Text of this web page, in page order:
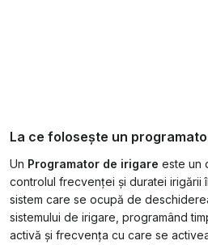
La ce folosește un
Un Programator de irigare este un
controlul frecvenței și duratei irigării
sistem care se ocupă de
sistemului de irigare, programând
activă și frecvența cu care se